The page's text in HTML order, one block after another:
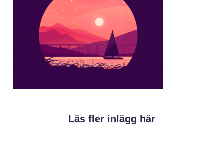
Läs fler inlägg här